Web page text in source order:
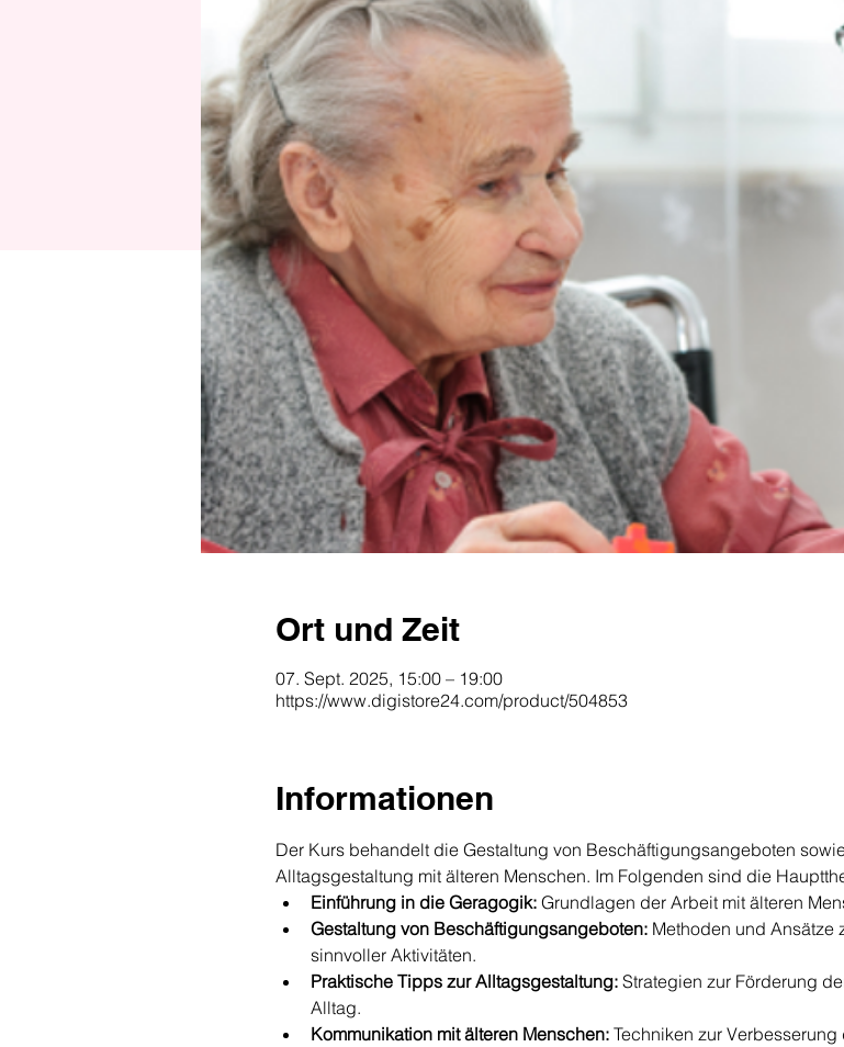
Ort und Zeit
07. Sept. 2025, 15:00 – 19:00
https://www.digistore24.com/product/504853
Informationen
Der Kurs behandelt die Gestaltung von Beschäftigungsangeboten
Alltagsgestaltung mit älteren Menschen. Im Folgenden sind die
Einführung in die Geragogik: Grundlagen der Arbeit mit älteren
Gestaltung von Beschäftigungsangeboten: Methoden und Ansätze
sinnvoller Aktivitäten.
Praktische Tipps zur Alltagsgestaltung: Strategien zur Förderung
Alltag.
Kommunikation mit älteren Menschen: Techniken zur Verbesserung